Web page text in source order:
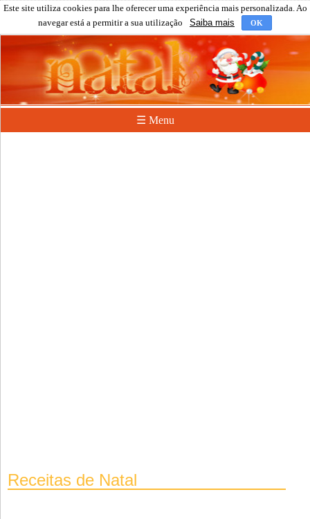
Este site utiliza cookies para lhe oferecer uma experiência mais personalizada. Ao
navegar está a permitir a sua utilização
Saiba mais OK
☰ Menu
Receitas de Natal